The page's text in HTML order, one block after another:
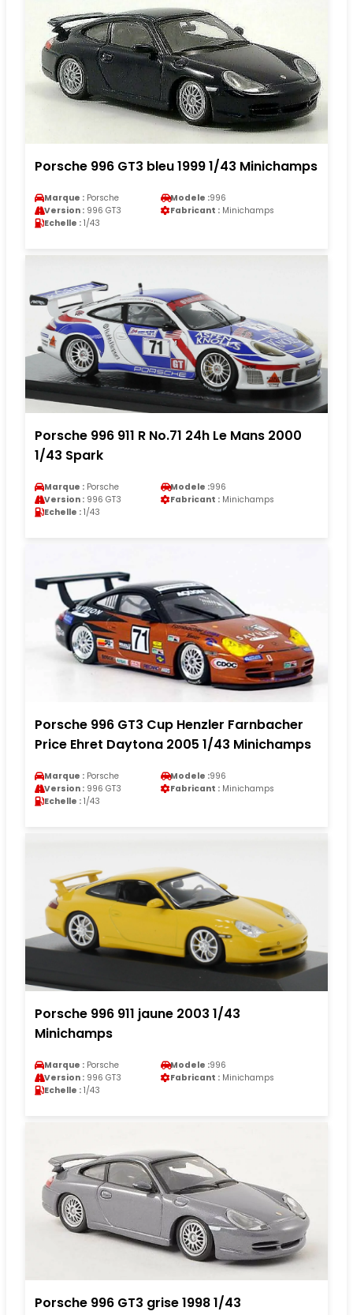
Porsche 996 GT3 bleu 1999 1/43 Minichamps
Marque : Porsche Modele :996
Version : 996 GT3 Fabricant : Minichamps
Echelle : 1/43
Porsche 996 911 R No.71 24h Le Mans 2000
1/43 Spark
Marque : Porsche Modele :996
Version : 996 GT3 Fabricant : Minichamps
Echelle : 1/43
Porsche 996 GT3 Cup Henzler Farnbacher
Price Ehret Daytona 2005 1/43 Minichamps
Marque : Porsche Modele :996
Version : 996 GT3 Fabricant : Minichamps
Echelle : 1/43
Porsche 996 911 jaune 2003 1/43
Minichamps
Marque : Porsche Modele :996
Version : 996 GT3 Fabricant : Minichamps
Echelle : 1/43
Porsche 996 GT3 grise 1998 1/43